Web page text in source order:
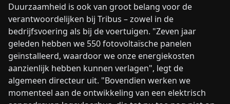
Duurzaamheid is ook van groot belang voor de
verantwoordelijken bij Tribus – zowel in de
bedrijfsvoering als bij de voertuigen. "Zeven jaar
geleden hebben we 550 fotovoltaïsche panelen
geïnstalleerd, waardoor we onze energiekosten
aanzienlijk hebben kunnen verlagen", legt de
algemeen directeur uit. "Bovendien werken we
momenteel aan de ontwikkeling van een elektrisch